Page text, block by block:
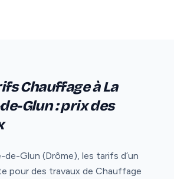
Chauffage à La
Glun : prix des
de-Glun (Drôme), les tarifs d’un
pour des travaux de Chauffage